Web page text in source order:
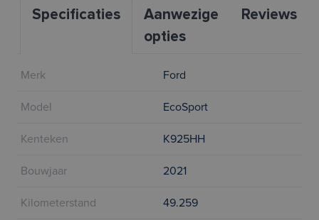
Specificaties
Aanwezige
opties
Reviews
Merk Ford
Model EcoSport
Kenteken K925HH
Bouwjaar 2021
Kilometerstand 49.259